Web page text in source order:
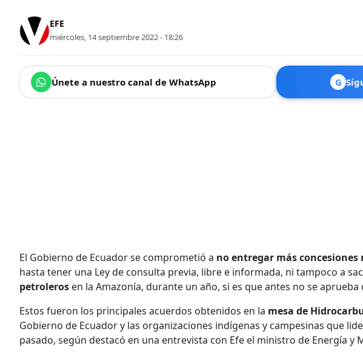
EFE
miércoles, 14 septiembre 2022 - 18:26
Únete a nuestro canal de WhatsApp G
El Gobierno de Ecuador se comprometió a no entregar más concesiones
hasta tener una Ley de consulta previa, libre e informada, ni tampoco a
petroleros en la Amazonía, durante un año, si es que antes no se aprueba
Estos fueron los principales acuerdos obtenidos en la mesa de
Gobierno de Ecuador y las organizaciones indígenas y campesinas que
pasado, según destacó en una entrevista con Efe el ministro de Energía y